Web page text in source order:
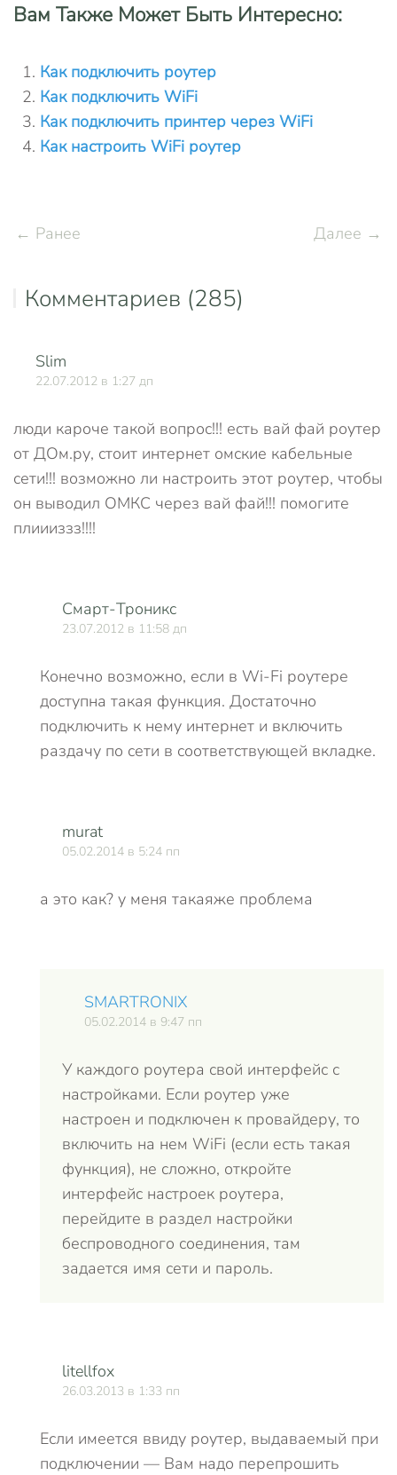
Вам Также Может Быть Интересно:
Как подключить роутер
Как подключить WiFi
Как подключить принтер через WiFi
Как настроить WiFi роутер
← Ранее Далее →
Комментариев (285)
Slim
22.07.2012 в 1:27 дп
люди кароче такой вопрос!!! есть вай фай роутер
от ДОм.ру, стоит интернет омские кабельные
сети!!! возможно ли настроить этот роутер, чтобы
он выводил ОМКС через вай фай!!! помогите
плиииззз!!!!
Смарт-Троникс
23.07.2012 в 11:58 дп
Конечно возможно, если в Wi-Fi роутере
доступна такая функция. Достаточно
подключить к нему интернет и включить
раздачу по сети в соответствующей вкладке.
murat
05.02.2014 в 5:24 пп
а это как? у меня такаяже проблема
SMARTRONIX
05.02.2014 в 9:47 пп
У каждого роутера свой интерфейс с
настройками. Если роутер уже
настроен и подключен к провайдеру, то
включить на нем WiFi (если есть такая
функция), не сложно, откройте
интерфейс настроек роутера,
перейдите в раздел настройки
беспроводного соединения, там
задается имя сети и пароль.
litellfox
26.03.2013 в 1:33 пп
Если имеется ввиду роутер, выдаваемый при
подключении — Вам надо перепрошить